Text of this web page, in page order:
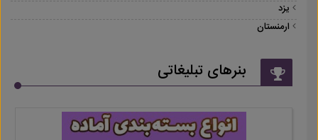
یزد
ارمنستان
بنرهای تبلیغاتی